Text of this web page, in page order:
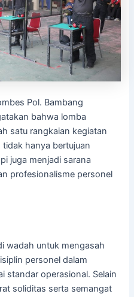
Pol. Bambang
bahwa lomba
satu rangkaian kegiatan
hanya bertujuan
juga menjadi sarana
profesionalisme personel
wadah untuk mengasah
personel dalam
standar operasional. Selain
soliditas serta semangat